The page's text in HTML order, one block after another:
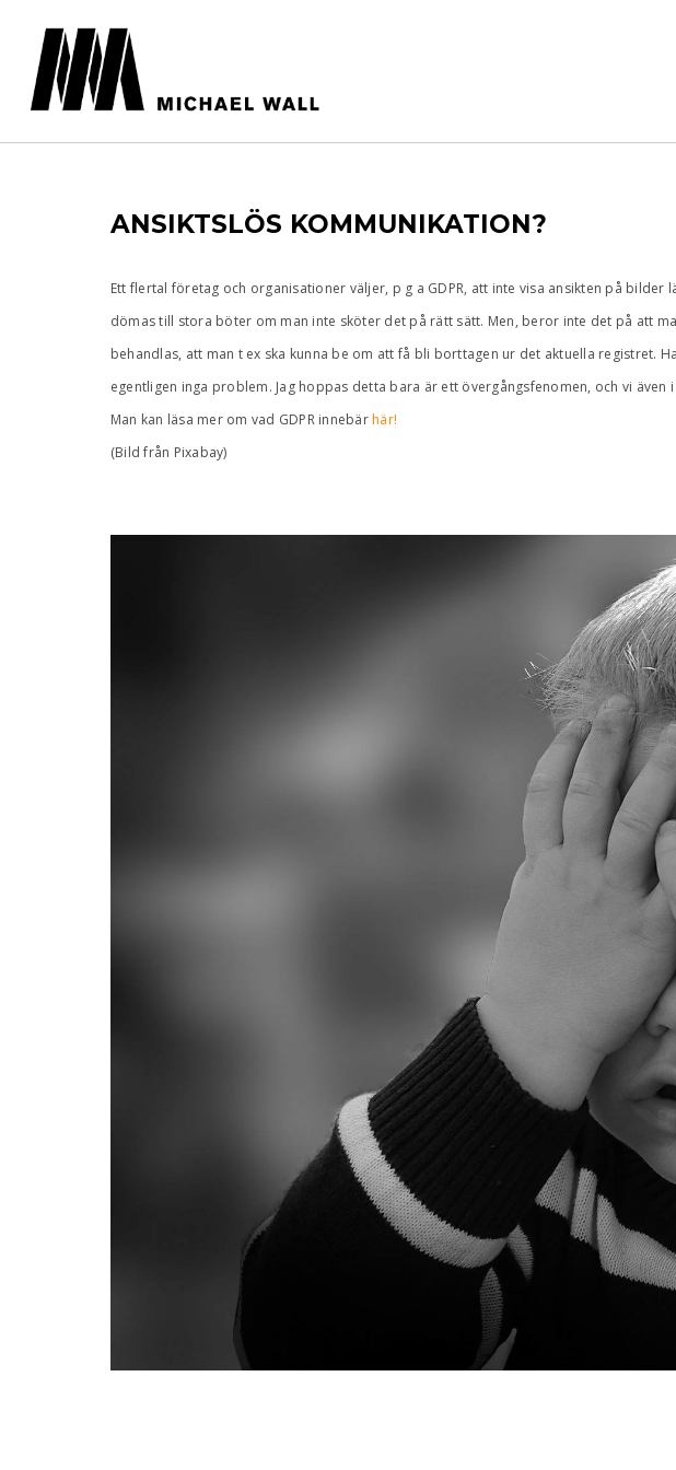
ANSIKTSLÖS KOMMUNIKATION?
Ett flertal företag och organisationer väljer, p g a GDPR, att inte visa ansikten på
dömas till stora böter om man inte sköter det på rätt sätt. Men, beror inte det på att
behandlas, att man t ex ska kunna be om att få bli borttagen ur det aktuella
egentligen inga problem. Jag hoppas detta bara är ett övergångsfenomen, och vi
Man kan läsa mer om vad GDPR innebärhär!
(Bild från Pixabay)